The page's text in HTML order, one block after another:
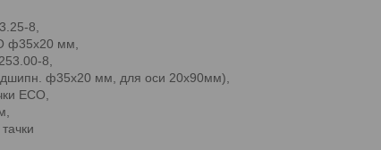
8,
ф35x20 мм,
8,
ф35x20 мм, для оси 20x90мм),
ECO,